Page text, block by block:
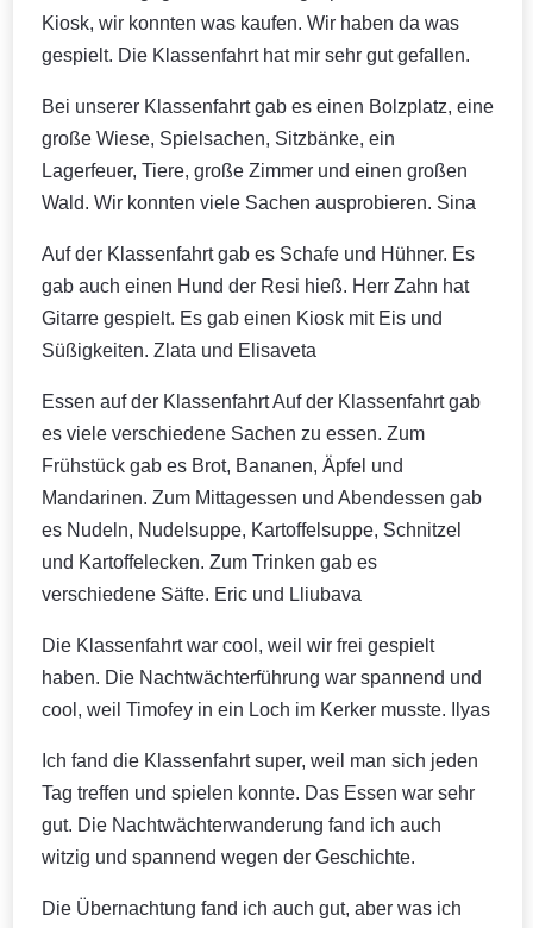
Kiosk, wir konnten was kaufen. Wir haben da was
gespielt. Die Klassenfahrt hat mir sehr gut gefallen.
Bei unserer Klassenfahrt gab es einen Bolzplatz, eine
große Wiese, Spielsachen, Sitzbänke, ein
Lagerfeuer, Tiere, große Zimmer und einen großen
Wald. Wir konnten viele Sachen ausprobieren. Sina
Auf der Klassenfahrt gab es Schafe und Hühner. Es
gab auch einen Hund der Resi hieß. Herr Zahn hat
Gitarre gespielt. Es gab einen Kiosk mit Eis und
Süßigkeiten. Zlata und Elisaveta
Essen auf der Klassenfahrt Auf der Klassenfahrt gab
es viele verschiedene Sachen zu essen. Zum
Frühstück gab es Brot, Bananen, Äpfel und
Mandarinen. Zum Mittagessen und Abendessen gab
es Nudeln, Nudelsuppe, Kartoffelsuppe, Schnitzel
und Kartoffelecken. Zum Trinken gab es
verschiedene Säfte. Eric und Lliubava
Die Klassenfahrt war cool, weil wir frei gespielt
haben. Die Nachtwächterführung war spannend und
cool, weil Timofey in ein Loch im Kerker musste. Ilyas
Ich fand die Klassenfahrt super, weil man sich jeden
Tag treffen und spielen konnte. Das Essen war sehr
gut. Die Nachtwächterwanderung fand ich auch
witzig und spannend wegen der Geschichte.
Die Übernachtung fand ich auch gut, aber was ich